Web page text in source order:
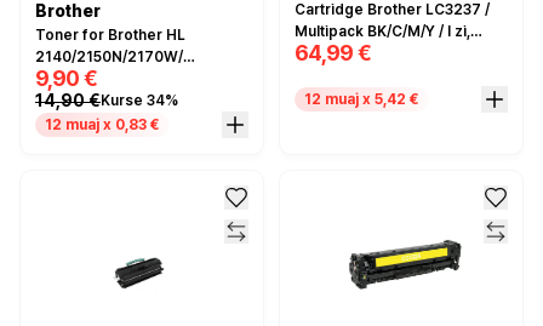
Brother
Toner for Brother HL
2140/2150N/2170W/
DCP7030/7040 (2.6k.)
TN2120 - Compatible
9,90 €
14,90 €Kurse 34%
12 muaj x 0,83 €
Cartridge Brother LC3237 /
Multipack BK/C/M/Y / I zi,
Cyan, Magenta dhe I verdhë /
64,99 €
12 muaj x 5,42 €